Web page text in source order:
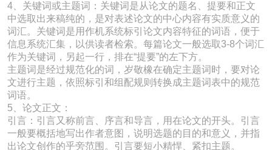
4、关键词或主题词：关键词是从论文的题名、提要和正文
中选取出来稿纯的，是对表述论文的中心内容有实质意义的
词汇。关键词是用作机系统标引论文内容特征的词语，便于
信息系统汇集，以供读者检索。每篇论文一般选取3-8个词汇
作为关键词，另起一行，排在“提要”的左下方。
主题词是经过规范化的词，岁敬橡在确定主题词时，要对论
文进行主题，依照标引和组配规则转换成主题词表中的规范
词语。
5、论文正文：
引言：引言又称前言、序言和导言，用在论文的开头。引言
一般要概括地写出作者意图，说明选题的目的和意义，并指
出论文创作的乎旁范围。引言要短小精悍、紧扣主题。